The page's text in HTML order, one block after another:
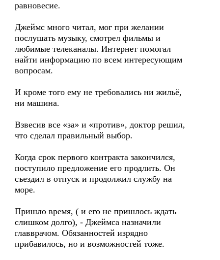
равновесие.
Джеймс много читал, мог при желании
послушать музыку, смотрел фильмы и
любимые телеканалы. Интернет помогал
найти информацию по всем интересующим
вопросам.
И кроме того ему не требовались ни жильё,
ни машина.
Взвесив все «за» и «против», доктор решил,
что сделал правильный выбор.
Когда срок первого контракта закончился,
поступило предложение его продлить. Он
съездил в отпуск и продолжил службу на
море.
Пришло время, ( и его не пришлось ждать
слишком долго), - Джеймса назначили
главврачом. Обязанностей изрядно
прибавилось, но и возможностей тоже.